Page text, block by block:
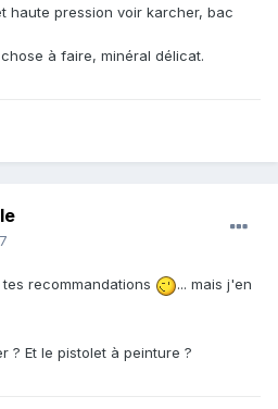
haute pression voir karcher, bac
à faire, minéral délicat.
recommandations
... mais j'en
? Et le pistolet à peinture ?